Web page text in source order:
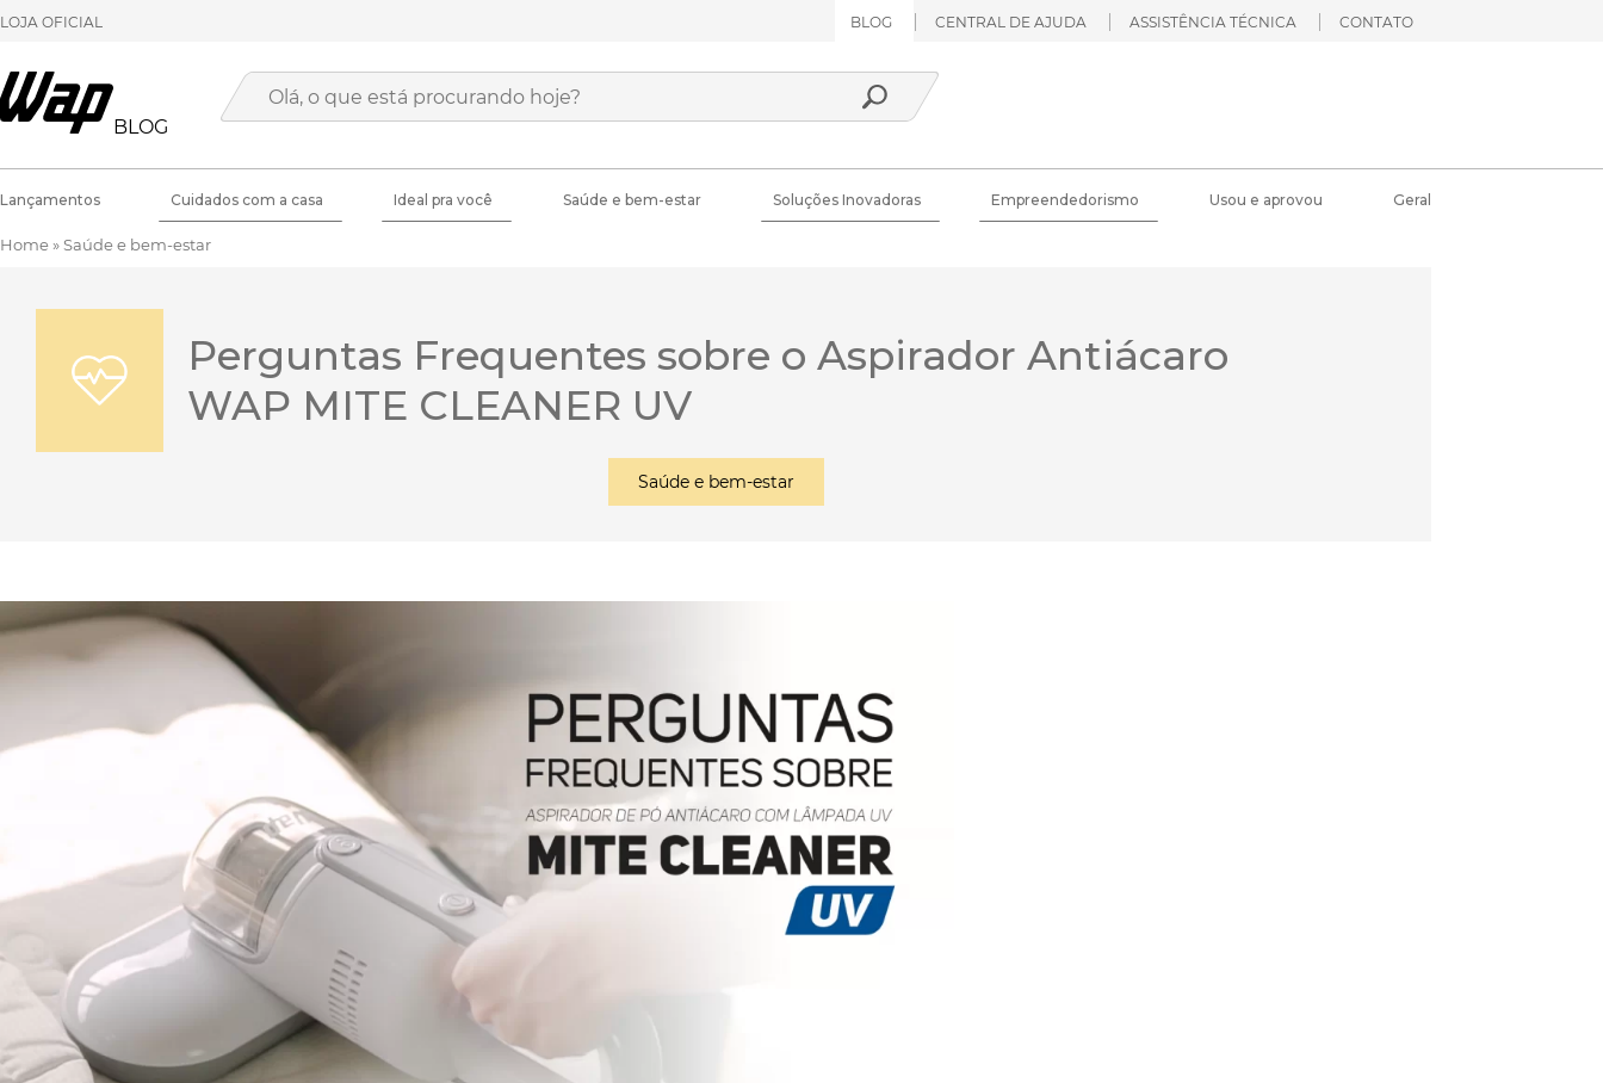
LOJA OFICIAL BLOG CENTRAL DE AJUDA ASSISTÊNCIA TÉCNICA CONTATO
BLOG
Lançamentos Cuidados com a casa Ideal pra você Saúde e bem-estar Soluções Inovadoras Empreendedorismo Usou e aprovou Geral
Home»Saúde e bem-estar
Perguntas Frequentes sobre o Aspirador Antiácaro
WAP MITE CLEANER UV
Saúde e bem-estar